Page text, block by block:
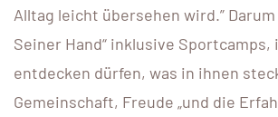
Alltag leicht übersehen wird.”
Seiner Hand“ inklusive Sportcamps,
entdecken dürfen, was in ihnen
Gemeinschaft, Freude „und die